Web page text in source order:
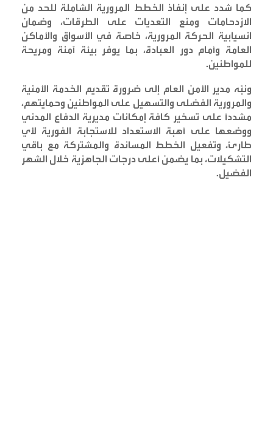
كما شدد على إنفاذ الخطط المرورية الشاملة للحد من
الازدحامات ومنع التعديات على الطرقات، وضمان
انسيابية الحركة المرورية، خاصة في الأسواق والأماكن
العامة وأمام دور العبادة، بما يوفر بيئة آمنة ومريحة
للمواطنين.
ونبّه مدير الأمن العام إلى ضرورة تقديم الخدمة الأمنية
والمرورية الفضلى والتسهيل على المواطنين وحمايتهم،
مشدداً على تسخير كافة إمكانات مديرية الدفاع المدني
ووضعها على أهبة الاستعداد للاستجابة الفورية لأي
طارئ، وتفعيل الخطط المساندة والمشتركة مع باقي
التشكيلات، بما يضمن أعلى درجات الجاهزية خلال الشهر
الفضيل.